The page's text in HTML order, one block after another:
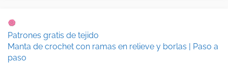
Patrones gratis de tejido
Manta de crochet con ramas en relieve y borlas | Paso a
paso